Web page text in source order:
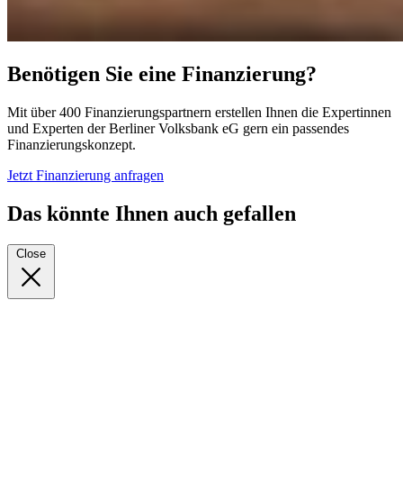
Benötigen Sie eine Finanzierung?
Mit über 400 Finanzierungspartnern erstellen Ihnen die Expertinnen
und Experten der Berliner Volksbank eG gern ein passendes
Finanzierungskonzept.
Jetzt Finanzierung anfragen
Das könnte Ihnen auch gefallen
Close